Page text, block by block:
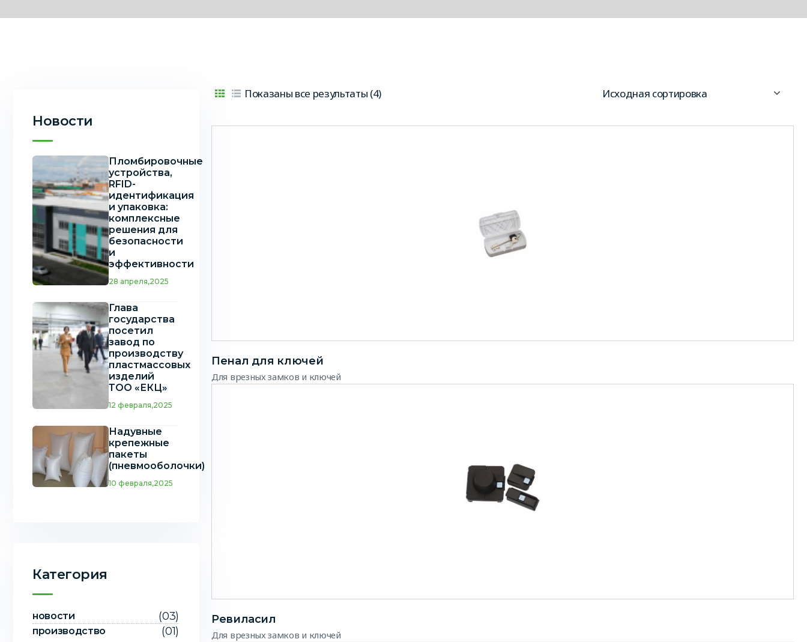
Показаны все результаты (4) Исходная сортировка
Пенал для ключей
Для врезных замков и ключей
Ревиласил
Для врезных замков и ключей
Новости
Пломбировочные
устройства,
RFID-
идентификация
и упаковка:
комплексные
решения для
безопасности
и
эффективности
28 апреля,2025
Глава
государства
посетил
завод по
производству
пластмассовых
изделий
ТОО «ЕКЦ»
12 февраля,2025
Надувные
крепежные
пакеты
(пневмооболочки)
10 февраля,2025
Категория
новости (03)
производство (01)